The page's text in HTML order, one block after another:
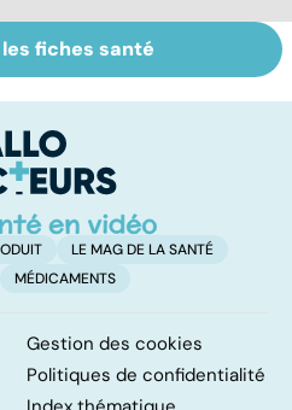
Gynéco : un suivi
pour la vie
fiches santé
LE MAG DE LA SANTÉ
MÉDICAMENTS
Gestion des cookies
Politiques de confidentialité